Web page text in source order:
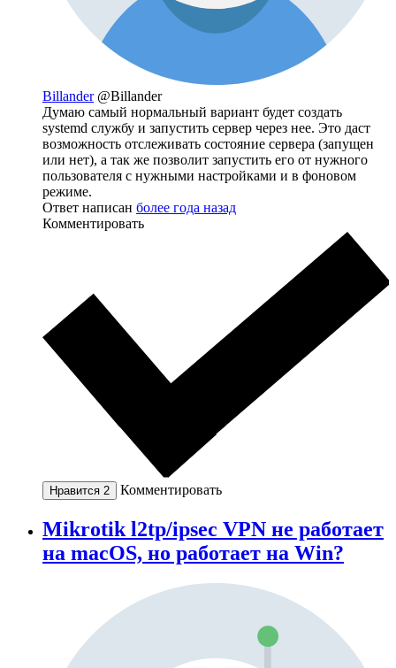
Billander @Billander
Думаю самый нормальный вариант будет создать
systemd службу и запустить сервер через нее. Это даст
возможность отслеживать состояние сервера (запущен
или нет), а так же позволит запустить его от нужного
пользователя с нужными настройками и в фоновом
режиме.
Ответ написан более года назад
Комментировать
Нравится 2 Комментировать
Mikrotik l2tp/ipsec VPN не работает
на macOS, но работает на Win?